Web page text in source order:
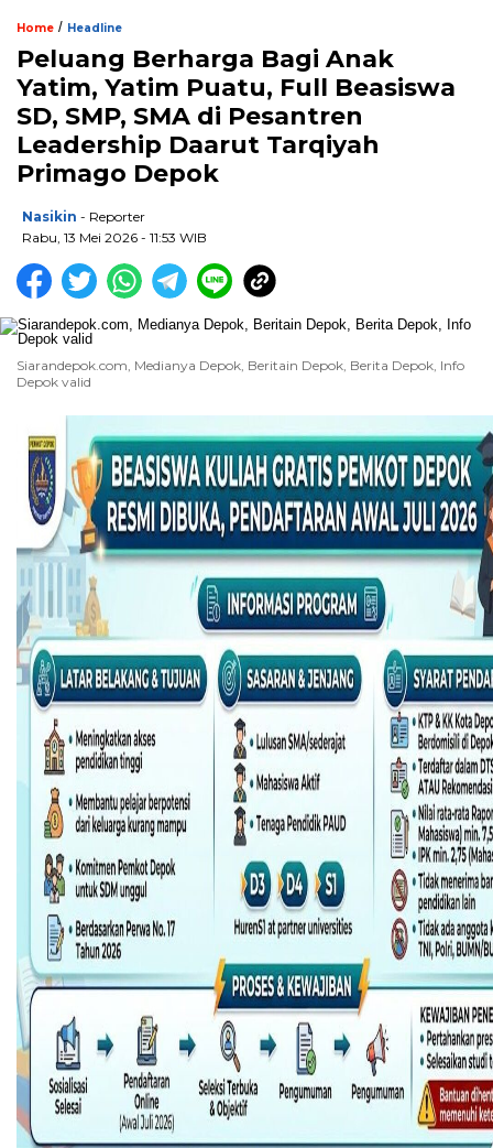
Home / Headline
Peluang Berharga Bagi Anak
Yatim, Yatim Puatu, Full Beasiswa
SD, SMP, SMA di Pesantren
Leadership Daarut Tarqiyah
Primago Depok
Nasikin - Reporter
Rabu, 13 Mei 2026 - 11:53 WIB
Siarandepok.com, Medianya Depok, Beritain Depok, Berita Depok, Info
Depok valid